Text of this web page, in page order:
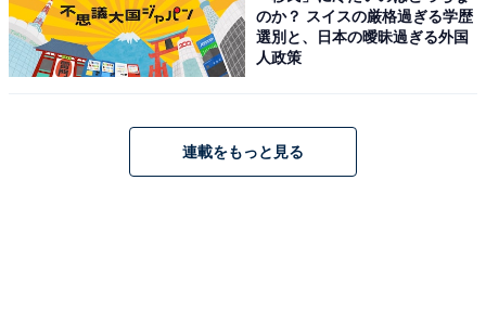
のか？ スイスの厳格過ぎる学歴
選別と、日本の曖昧過ぎる外国
人政策
連載をもっと見る